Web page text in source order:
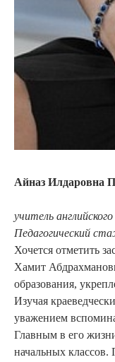
Айназ Илдаровна
учитель
Педагогический
Хочется отметить
Хамит
образования,
Изучая
уважением
Главным в его
начальных классов.